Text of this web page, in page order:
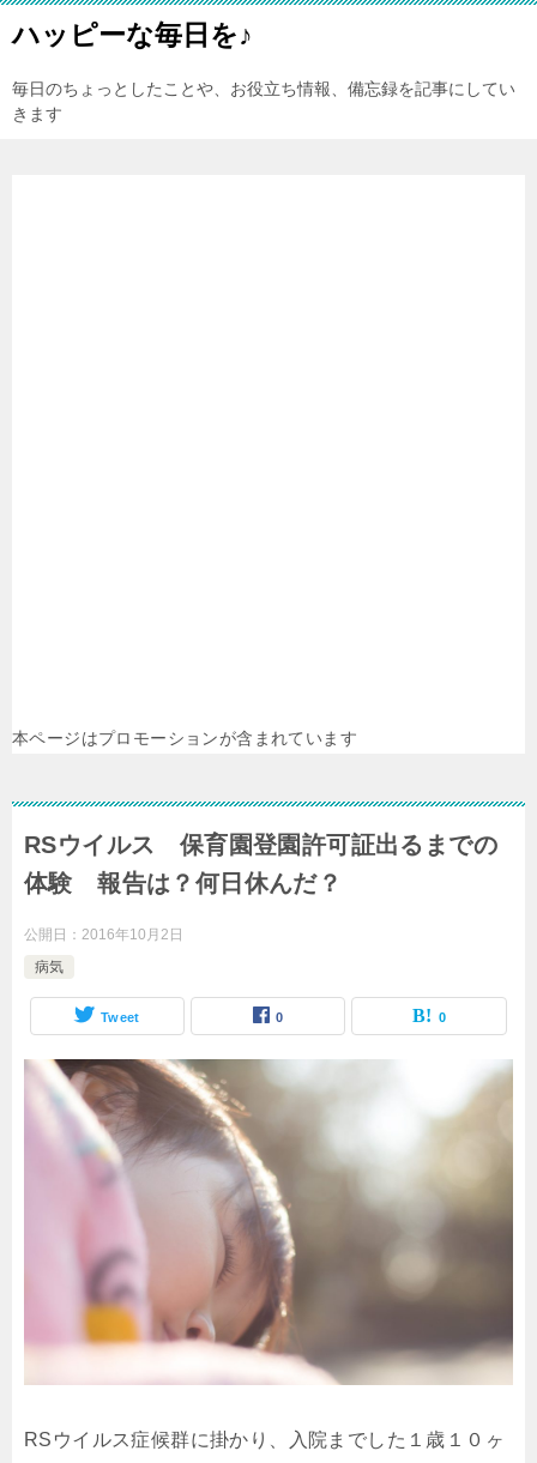
ハッピーな毎日を♪
毎日のちょっとしたことや、お役立ち情報、備忘録を記事にしてい
きます
本ページはプロモーションが含まれています
RSウイルス 保育園登園許可証出るまでの
体験 報告は？何日休んだ？
公開日： 2016年10月2日
病気
Tweet 0 0
RSウイルス症候群に掛かり、入院までした１歳１０ヶ